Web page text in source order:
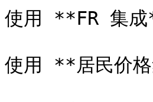
使用 **FR 集成
使用 **居民价格